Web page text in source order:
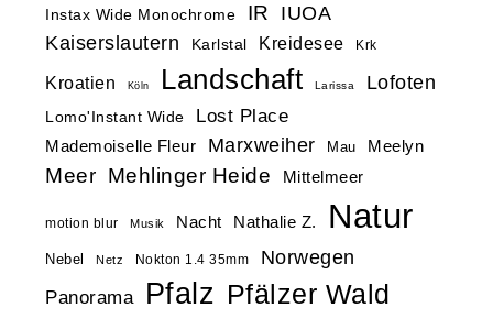
Instax Wide Monochrome
IR
IUOA
Kaiserslautern
Karlstal Kreidesee Krk
Kroatien Köln Landschaft Larissa Lofoten
Lomo'Instant Wide Lost Place
Mademoiselle Fleur Marxweiher Mau Meelyn
Meer Mehlinger Heide Mittelmeer
motion blur Musik Nacht Nathalie Z. Natur
Nebel Netz Nokton 1.4 35mm Norwegen
Panorama Pfalz Pfälzer Wald